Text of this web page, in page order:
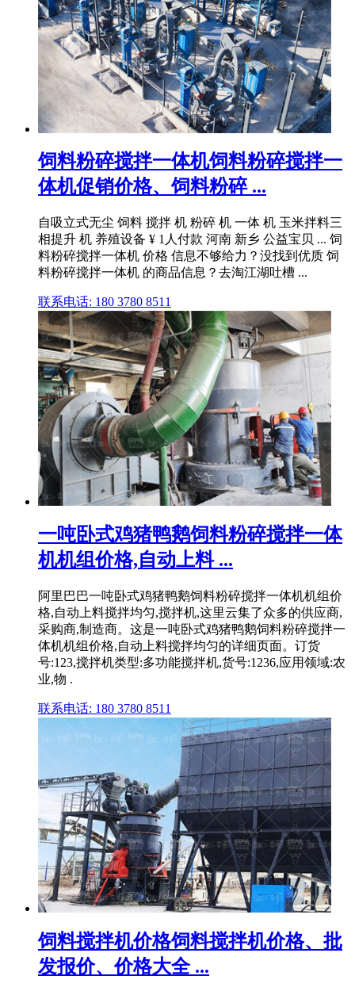
饲料粉碎搅拌一体机饲料粉碎搅拌一
体机促销价格、饲料粉碎 ...
自吸立式无尘 饲料 搅拌 机 粉碎 机 一体 机 玉米拌料三
相提升 机 养殖设备 ¥ 1人付款 河南 新乡 公益宝贝 ... 饲
料粉碎搅拌一体机 价格 信息不够给力？没找到优质 饲
料粉碎搅拌一体机 的商品信息？去淘江湖吐槽 ...
联系电话: 180 3780 8511
一吨卧式鸡猪鸭鹅饲料粉碎搅拌一体
机机组价格,自动上料 ...
阿里巴巴一吨卧式鸡猪鸭鹅饲料粉碎搅拌一体机机组价
格,自动上料搅拌均匀,搅拌机,这里云集了众多的供应商,
采购商,制造商。这是一吨卧式鸡猪鸭鹅饲料粉碎搅拌一
体机机组价格,自动上料搅拌均匀的详细页面。订货
号:123,搅拌机类型:多功能搅拌机,货号:1236,应用领域:农
业,物 .
联系电话: 180 3780 8511
饲料搅拌机价格饲料搅拌机价格、批
发报价、价格大全 ...